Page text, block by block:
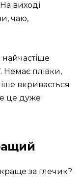
виході
чаю,
Немає плівки,
вкривається
це дуже
за глечик?